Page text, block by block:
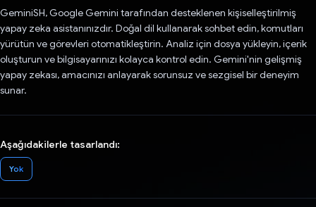
GeminiSH, Google Gemini tarafından desteklenen kişiselleştirilmiş
yapay zeka asistanınızdır. Doğal dil kullanarak sohbet edin, komutları
yürütün ve görevleri otomatikleştirin. Analiz için dosya yükleyin, içerik
oluşturun ve bilgisayarınızı kolayca kontrol edin. Gemini'nin gelişmiş
yapay zekası, amacınızı anlayarak sorunsuz ve sezgisel bir deneyim
sunar.
Aşağıdakilerle tasarlandı:
Yok